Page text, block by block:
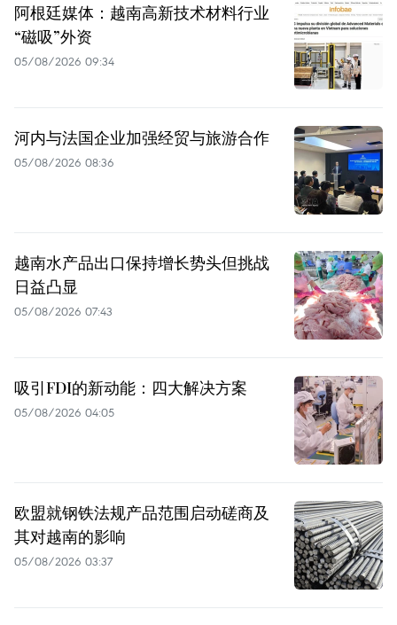
阿根廷媒体：越南高新技术材料行业
“磁吸”外资
05/08/2026 09:34
河内与法国企业加强经贸与旅游合作
05/08/2026 08:36
越南水产品出口保持增长势头但挑战
日益凸显
05/08/2026 07:43
吸引FDI的新动能：四大解决方案
05/08/2026 04:05
欧盟就钢铁法规产品范围启动磋商及
其对越南的影响
05/08/2026 03:37